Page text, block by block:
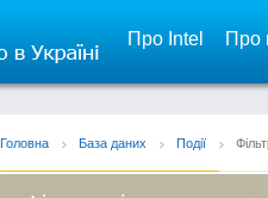
Про Intel Про
Головна База даних Події